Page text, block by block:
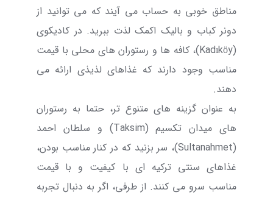
مناطق خوبی به حساب می آیند که می توانید از
دونر کباب و بالیک اکمک لذت ببرید. در کادیکوی
(
Kadıköy)، کافه ها و رستوران های محلی با قیمت
مناسب وجود دارند که غذاهای لذیذی ارائه می
دهند.
به عنوان گزینه های متنوع تر، حتما به رستوران
های میدان تکسیم (Taksim) و سلطان احمد
(
Sultanahmet)، سر بزنید که در کنار مناسب بودن،
غذاهای سنتی ترکیه ای با کیفیت و با قیمت
مناسب سرو می کنند. از طرفی، اگر به دنبال تجربه